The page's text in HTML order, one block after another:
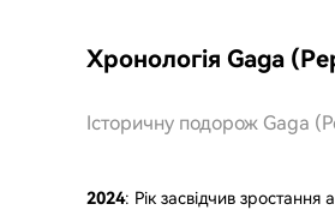
Хронологія Gaga
Історичну подорож Gaga
2024: Рік засвідчив зростання